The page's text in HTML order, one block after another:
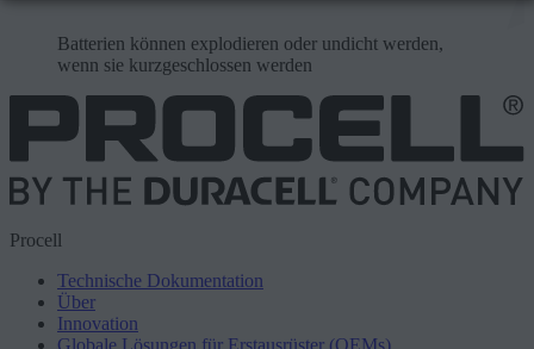
Batterien können explodieren oder undicht werden,
wenn sie kurzgeschlossen werden
Procell
Technische Dokumentation
Über
Innovation